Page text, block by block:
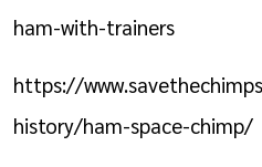
ham-with-trainers
https://
history/ham-space-chimp/